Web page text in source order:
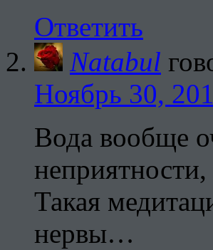
Ответить
Natabul
Ноябрь 30,
Вода вообще
Такая
нервы…